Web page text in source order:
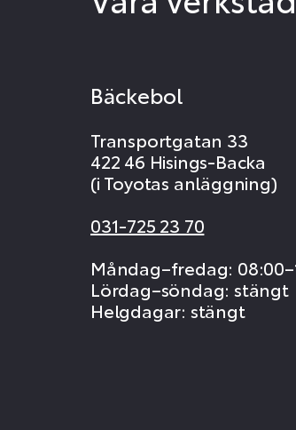
Bäckebol
Transportgatan 33
422 46 Hisings-Backa
(i Toyotas anläggning)
031-725 23 70
Måndag–fredag:
Lördag–söndag: stängt
Helgdagar: stängt